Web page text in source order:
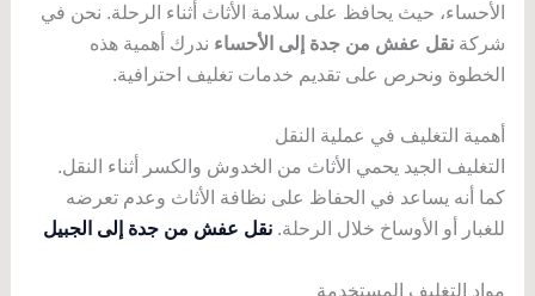
الأحساء، حيث يحافظ على سلامة الأثاث أثناء الرحلة. نحن في
شركة نقل عفش من جدة إلى الأحساء ندرك أهمية هذه
الخطوة ونحرص على تقديم خدمات تغليف احترافية.
أهمية التغليف في عملية النقل
التغليف الجيد يحمي الأثاث من الخدوش والكسر أثناء النقل.
كما أنه يساعد في الحفاظ على نظافة الأثاث وعدم تعرضه
للغبار أو الأوساخ خلال الرحلة. نقل عفش من جدة إلى الجبيل
مواد التغليف المستخدمة